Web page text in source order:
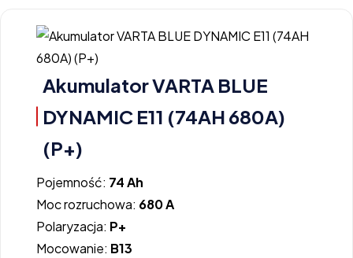
Akumulator VARTA BLUE
DYNAMIC E11 (74AH 680A)
(P+)
Pojemność: 74 Ah
Moc rozruchowa: 680 A
Polaryzacja: P+
Mocowanie: B13